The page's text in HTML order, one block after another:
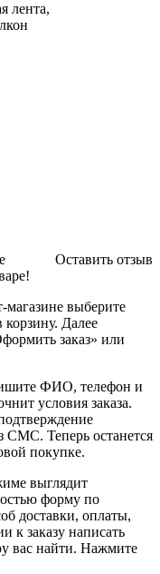
лента,
Оставить отзыв
выберите
корзину. Далее
заказ» или
ФИО, телефон и
условия заказа.
СМС. Теперь останется
покупке.
выглядит
форму по
доставки, оплаты,
к заказу написать
вас найти. Нажмите